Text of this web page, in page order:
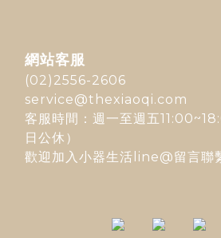
網站客服
(02)2556-2606
service@thexiaoqi.com
客服時間：週一至週五
日公休）
歡迎加入 小器生活line@留言聯